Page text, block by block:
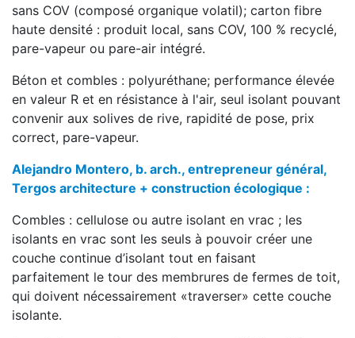
sans COV (composé organique volatil); carton fibre
haute densité : produit local, sans COV, 100 % recyclé,
pare-vapeur ou pare-air intégré.
Béton et combles : polyuréthane; performance élevée
en valeur R et en résistance à l'air, seul isolant pouvant
convenir aux solives de rive, rapidité de pose, prix
correct, pare-vapeur.
Alejandro Montero, b. arch., entrepreneur général,
Tergos architecture + construction écologique :
Combles : cellulose ou autre isolant en vrac ; les
isolants en vrac sont les seuls à pouvoir créer une
couche continue d’isolant tout en faisant
parfaitement le tour des membrures de fermes de toit,
qui doivent nécessairement «traverser» cette couche
isolante.